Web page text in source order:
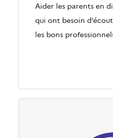
Aider les parents en
qui ont besoin
les bons